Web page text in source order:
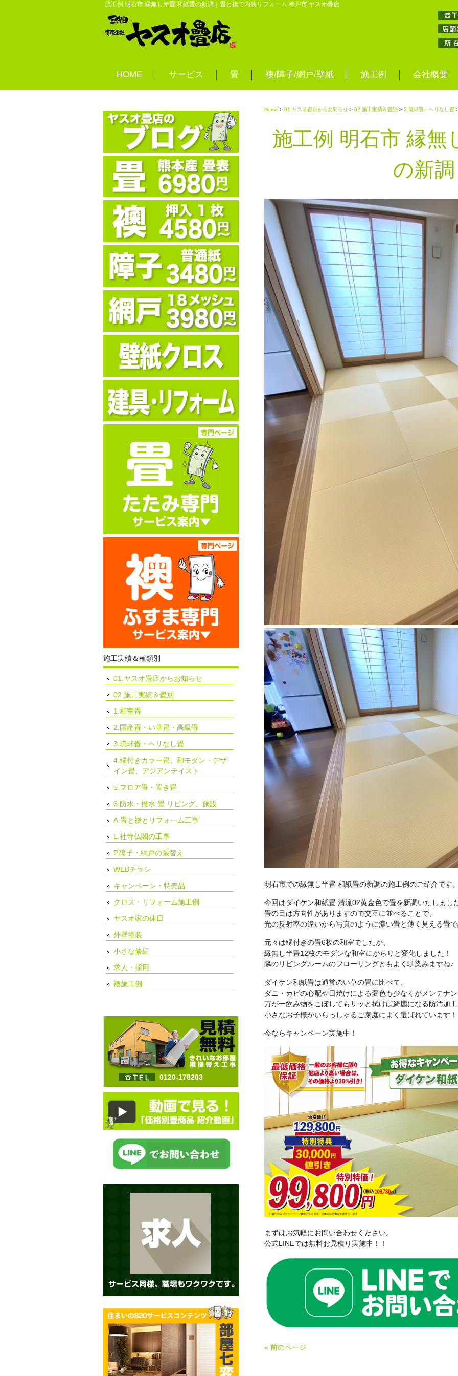
施工例 明石市 縁無し半畳 和紙畳の新調｜畳と襖で内装リフォーム 神戸市 ヤスオ疊店
HOME サービス 畳 襖/障子/網戸/壁紙 施工例 会社概要
Home > 01.ヤスオ畳店からお知らせ > 02.施工実績＆畳別 > 3.琉球畳・ヘリなし畳
施工例 明石市 縁無
の新調
明石市での縁無し半畳 和紙畳の新調の施工例のご紹介です
今回はダイケン和紙畳 清流02黄金色で畳を新調いたしまし
畳の目は方向性がありますので交互に並べることで、
光の反射率の違いから写真のように濃い畳と薄く見える畳
元々は縁付きの畳6枚の和室でしたが、
縁無し半畳12枚のモダンな和室にがらりと変化しました！
隣のリビングルームのフローリングともよく馴染みますね♪
ダイケン和紙畳は通常のい草の畳に比べて、
ダニ・カビの心配や日焼けによる変色も少なくがメンテナ
万が一飲み物をこぼしてもサッと拭けば綺麗になる防汚加
小さなお子様がいらっしゃるご家庭によく選ばれています！
今ならキャンペーン実施中！
まずはお気軽にお問い合わせください。
公式LINEでは無料お見積り実施中！！
« 前のページ
施工実績＆種類別
01.ヤスオ畳店からお知らせ
02.施工実績＆畳別
1.和室畳
2.国産畳・い草畳・高級畳
3.琉球畳・ヘリなし畳
4.縁付きカラー畳、和モダン・デザ
イン畳、アジアンテイスト
5.フロア畳・置き畳
6.防水・撥水 畳 リビング、施設
A.畳と襖とリフォーム工事
L.社寺仏閣の工事
P.障子・網戸の張替え
WEBチラシ
キャンペーン・特売品
クロス・リフォーム施工例
ヤスオ家の休日
外壁塗装
小さな修繕
求人・採用
襖施工例
0120-178203